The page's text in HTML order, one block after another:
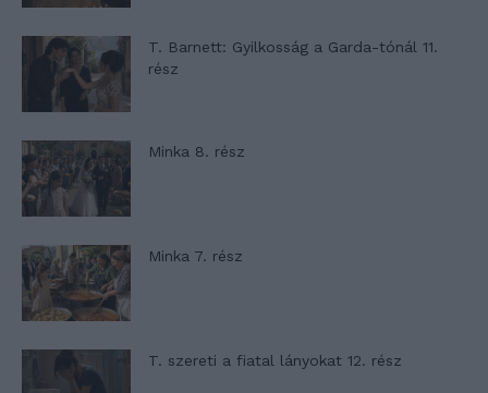
T. Barnett: Gyilkosság a Garda-tónál 11.
rész
Minka 8. rész
Minka 7. rész
T. szereti a fiatal lányokat 12. rész